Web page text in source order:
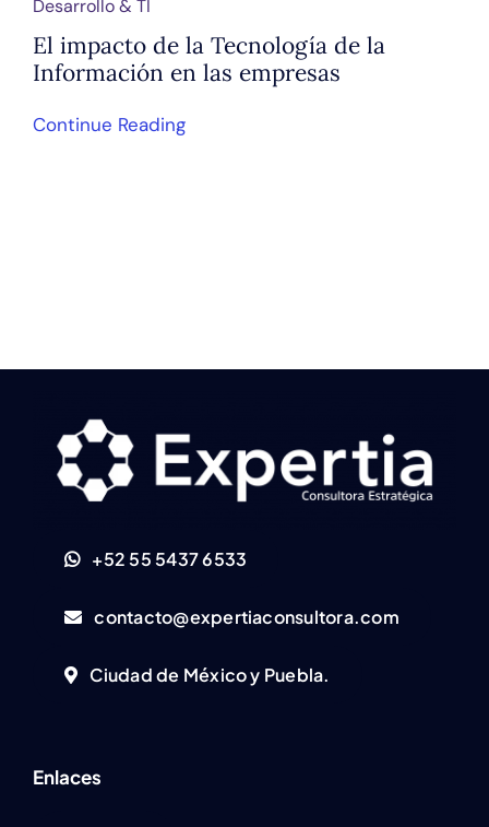
Desarrollo & TI
El impacto de la Tecnología de la
Información en las empresas
Continue Reading
+52 55 5437 6533
contacto@expertiaconsultora.com
Ciudad de México y Puebla.
Enlaces